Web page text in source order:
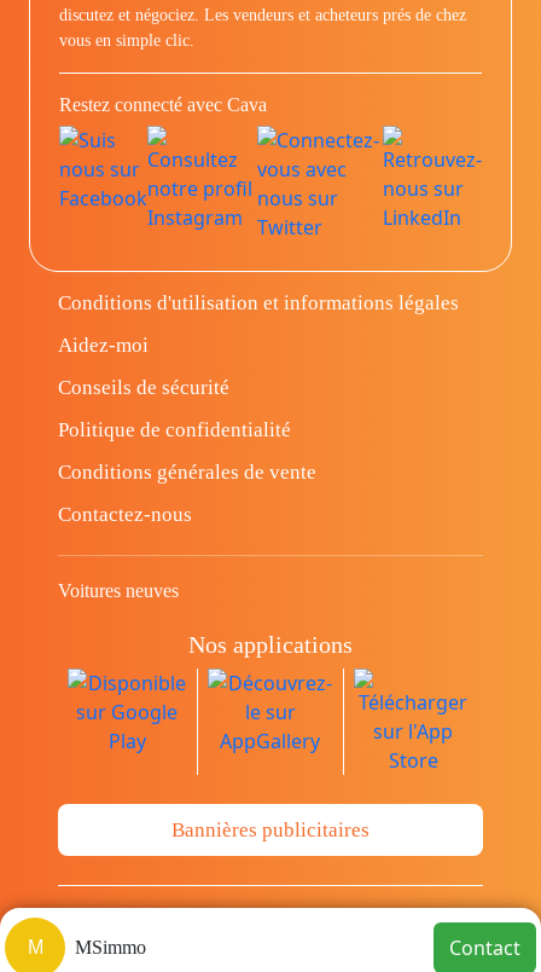
M MSimmo Contact
discutez et négociez. Les vendeurs et acheteurs prés de chez
vous en simple clic.
Restez connecté avec Cava
Conditions d'utilisation et informations légales
Aidez-moi
Conseils de sécurité
Politique de confidentialité
Conditions générales de vente
Contactez-nous
Voitures neuves
Nos applications
Bannières publicitaires
© Copyright 2014-2026 Cava.tn Limited Tous